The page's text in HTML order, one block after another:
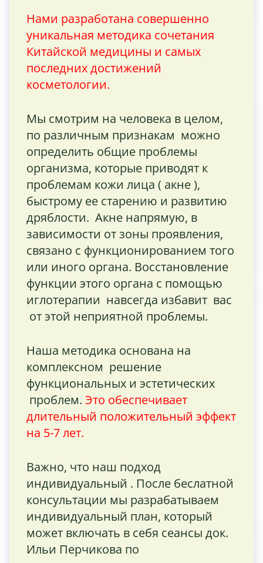
Нами разработана совершенно
уникальная методика сочетания
Китайской медицины и самых
последних достижений
косметологии.
Мы смотрим на человека в целом,
по различным признакам можно
определить общие проблемы
организма, которые приводят к
проблемам кожи лица ( акне ),
быстрому ее старению и развитию
дряблости. Акне напрямую, в
зависимости от зоны проявления,
связано с функционированием того
или иного органа. Восстановление
функции этого органа с помощью
иглотерапии навсегда избавит вас
от этой неприятной проблемы.
Наша методика основана на
комплексном решение
функциональных и эстетических
проблем. Это обеспечивает
длительный положительный эффект
на 5-7 лет.
Важно, что наш подход
индивидуальный . После беслатной
консультации мы разрабатываем
индивидуальный план, который
может включать в себя сеансы док.
Ильи Перчикова по